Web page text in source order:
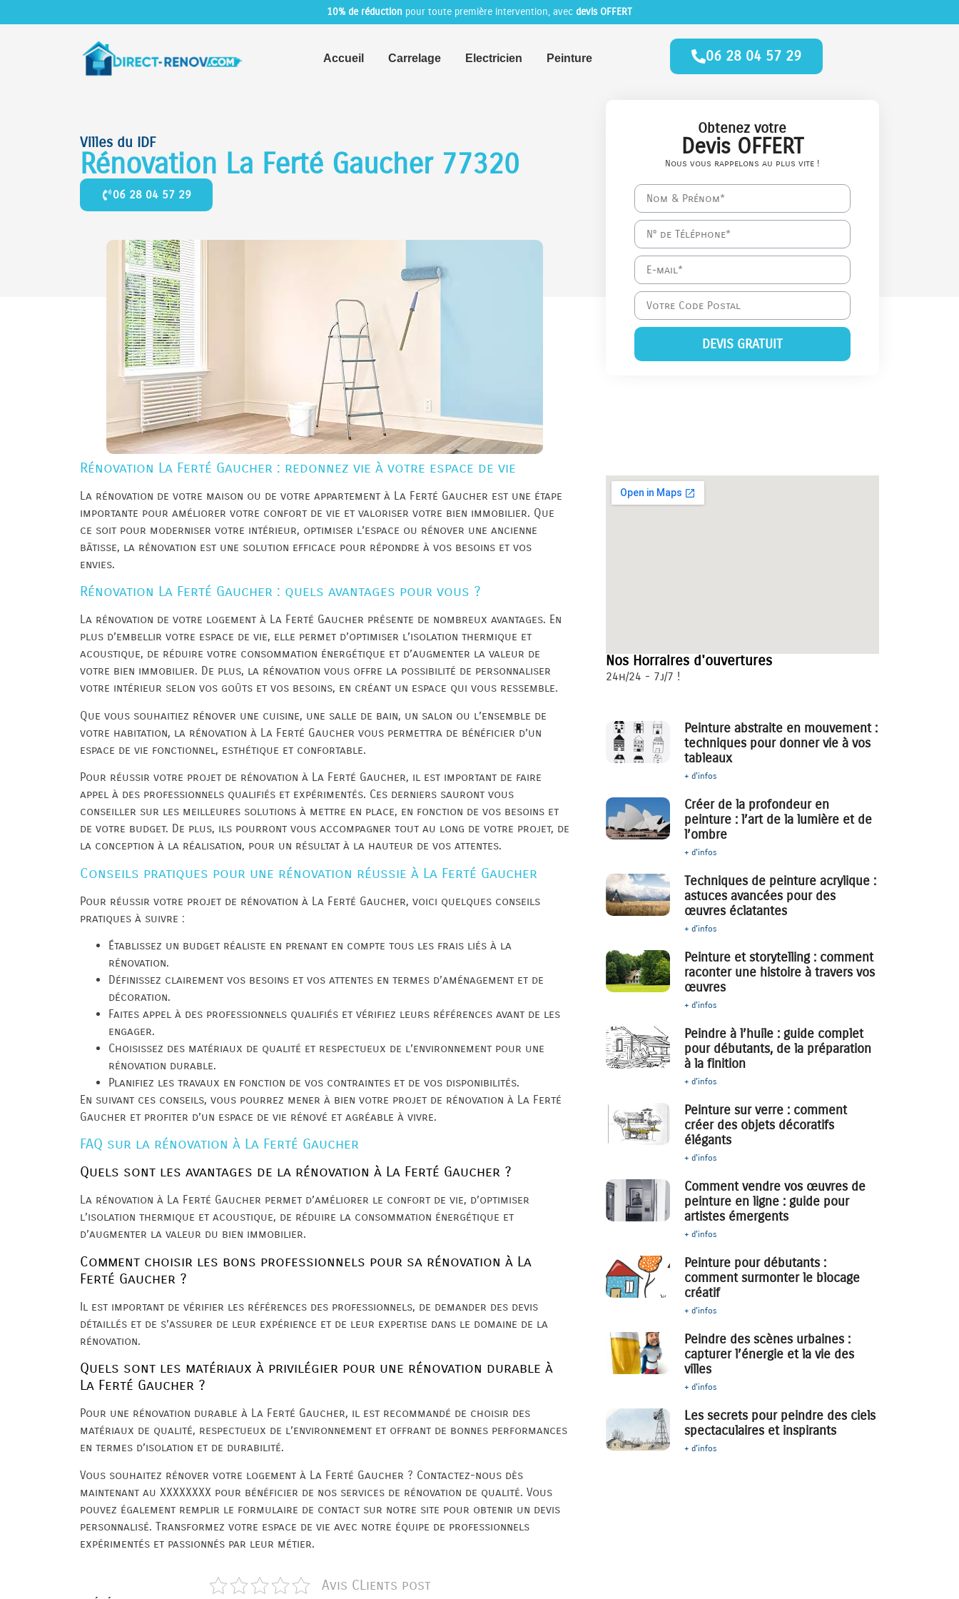
10% de réduction pour toute première intervention, avec devis OFFERT
Accueil Carrelage Electricien Peinture 06 28 04 57 29
Villes du IDF
Rénovation La Ferté Gaucher 77320
06 28 04 57 29
Obtenez votre
Devis OFFERT
Nous vous rappelons au plus vite !
DEVIS GRATUIT
Rénovation La Ferté Gaucher : redonnez vie à votre espace de vie
La rénovation de votre maison ou de votre appartement à La Ferté Gaucher est une étape
importante pour améliorer votre confort de vie et valoriser votre bien immobilier. Que
ce soit pour moderniser votre intérieur, optimiser l’espace ou rénover une ancienne
bâtisse, la rénovation est une solution efficace pour répondre à vos besoins et vos
envies.
Rénovation La Ferté Gaucher : quels avantages pour vous ?
La rénovation de votre logement à La Ferté Gaucher présente de nombreux avantages. En
plus d’embellir votre espace de vie, elle permet d’optimiser l’isolation thermique et
acoustique, de réduire votre consommation énergétique et d’augmenter la valeur de
votre bien immobilier. De plus, la rénovation vous offre la possibilité de personnaliser
votre intérieur selon vos goûts et vos besoins, en créant un espace qui vous ressemble.
Que vous souhaitiez rénover une cuisine, une salle de bain, un salon ou l’ensemble de
votre habitation, la rénovation à La Ferté Gaucher vous permettra de bénéficier d’un
espace de vie fonctionnel, esthétique et confortable.
Pour réussir votre projet de rénovation à La Ferté Gaucher, il est important de faire
appel à des professionnels qualifiés et expérimentés. Ces derniers sauront vous
conseiller sur les meilleures solutions à mettre en place, en fonction de vos besoins et
de votre budget. De plus, ils pourront vous accompagner tout au long de votre projet, de
la conception à la réalisation, pour un résultat à la hauteur de vos attentes.
Conseils pratiques pour une rénovation réussie à La Ferté Gaucher
Pour réussir votre projet de rénovation à La Ferté Gaucher, voici quelques conseils
pratiques à suivre :
Établissez un budget réaliste en prenant en compte tous les frais liés à la
rénovation.
Définissez clairement vos besoins et vos attentes en termes d’aménagement et de
décoration.
Faites appel à des professionnels qualifiés et vérifiez leurs références avant de les
engager.
Choisissez des matériaux de qualité et respectueux de l’environnement pour une
rénovation durable.
Planifiez les travaux en fonction de vos contraintes et de vos disponibilités.
En suivant ces conseils, vous pourrez mener à bien votre projet de rénovation à La Ferté
Gaucher et profiter d’un espace de vie rénové et agréable à vivre.
FAQ sur la rénovation à La Ferté Gaucher
Quels sont les avantages de la rénovation à La Ferté Gaucher ?
La rénovation à La Ferté Gaucher permet d’améliorer le confort de vie, d’optimiser
l’isolation thermique et acoustique, de réduire la consommation énergétique et
d’augmenter la valeur du bien immobilier.
Comment choisir les bons professionnels pour sa rénovation à La
Ferté Gaucher ?
Il est important de vérifier les références des professionnels, de demander des devis
détaillés et de s’assurer de leur expérience et de leur expertise dans le domaine de la
rénovation.
Quels sont les matériaux à privilégier pour une rénovation durable à
La Ferté Gaucher ?
Pour une rénovation durable à La Ferté Gaucher, il est recommandé de choisir des
matériaux de qualité, respectueux de l’environnement et offrant de bonnes performances
en termes d’isolation et de durabilité.
Vous souhaitez rénover votre logement à La Ferté Gaucher ? Contactez-nous dès
maintenant au XXXXXXXX pour bénéficier de nos services de rénovation de qualité. Vous
pouvez également remplir le formulaire de contact sur notre site pour obtenir un devis
personnalisé. Transformez votre espace de vie avec notre équipe de professionnels
expérimentés et passionnés par leur métier.
Avis CLients post
Nos Horraires d'ouvertures
24h/24 - 7j/7 !
Peinture abstraite en mouvement :
techniques pour donner vie à vos
tableaux
+ d'infos
Créer de la profondeur en
peinture : l’art de la lumière et de
l’ombre
+ d'infos
Techniques de peinture acrylique :
astuces avancées pour des
œuvres éclatantes
+ d'infos
Peinture et storytelling : comment
raconter une histoire à travers vos
œuvres
+ d'infos
Peindre à l’huile : guide complet
pour débutants, de la préparation
à la finition
+ d'infos
Peinture sur verre : comment
créer des objets décoratifs
élégants
+ d'infos
Comment vendre vos œuvres de
peinture en ligne : guide pour
artistes émergents
+ d'infos
Peinture pour débutants :
comment surmonter le blocage
créatif
+ d'infos
Peindre des scènes urbaines :
capturer l’énergie et la vie des
villes
+ d'infos
Les secrets pour peindre des ciels
spectaculaires et inspirants
+ d'infos